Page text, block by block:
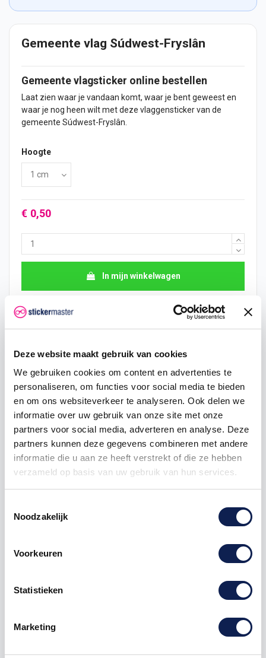
Deze website maakt gebruik van cookies
We gebruiken cookies om content en advertenties te
personaliseren, om functies voor social media te bieden
en om ons websiteverkeer te analyseren. Ook delen we
informatie over uw gebruik van onze site met onze
partners voor social media, adverteren en analyse. Deze
partners kunnen deze gegevens combineren met andere
informatie die u aan ze heeft verstrekt of die ze hebben
verzameld op basis van uw gebruik van hun services.
Noodzakelijk
Voorkeuren
Statistieken
Marketing
Gemeente vlag Súdwest-Fryslân
Gemeente vlagsticker online bestellen
Laat zien waar je vandaan komt, waar je bent geweest en
waar je nog heen wilt met deze vlaggensticker van de
gemeente Súdwest-Fryslân.
Hoogte
€ 0,50
In mijn winkelwagen
Hoeveelheid Je bespaart
25 € 0,43 € 1,88
50 € 0,40 € 5,00
100 € 0,38 € 12,50
Gemeente vlaggensticker